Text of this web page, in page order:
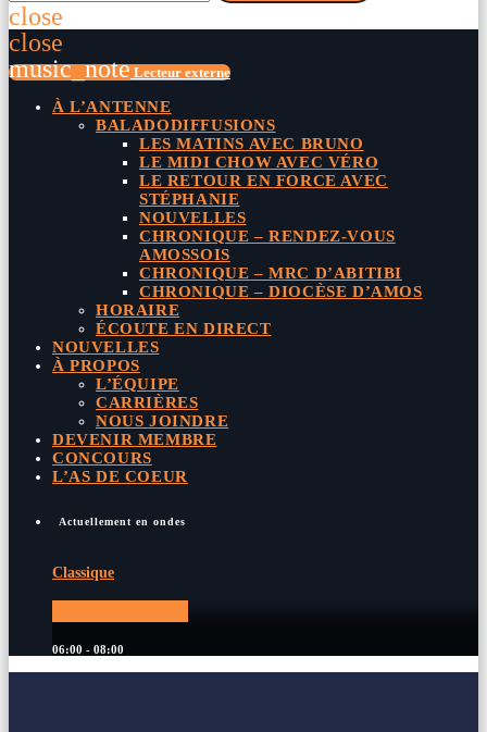
close
close
music_note Lecteur externe
À L’ANTENNE
BALADODIFFUSIONS
LES MATINS AVEC BRUNO
LE MIDI CHOW AVEC VÉRO
LE RETOUR EN FORCE AVEC
STÉPHANIE
NOUVELLES
CHRONIQUE – RENDEZ-VOUS
AMOSSOIS
CHRONIQUE – MRC D’ABITIBI
CHRONIQUE – DIOCÈSE D’AMOS
HORAIRE
ÉCOUTE EN DIRECT
NOUVELLES
À PROPOS
L’ÉQUIPE
CARRIÈRES
NOUS JOINDRE
DEVENIR MEMBRE
CONCOURS
L’AS DE COEUR
Actuellement en ondes
Classique
06:00 - 08:00